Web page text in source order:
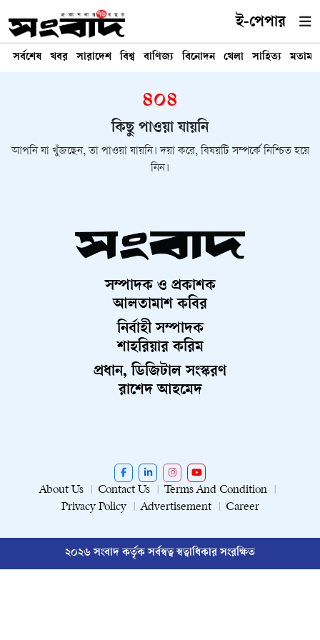
ই-পেপার
সর্বশেষ খবর সারাদেশ বিশ্ব বাণিজ্য বিনোদন খেলা সাহিত্য মতামত
৪০৪
কিছু পাওয়া যায়নি
আপনি যা খুঁজছেন, তা পাওয়া যায়নি। দয়া করে, বিষয়টি সম্পর্কে নিশ্চিত হয়ে
নিন।
সম্পাদক ও প্রকাশক
আলতামাশ কবির
নির্বাহী সম্পাদক
শাহরিয়ার করিম
প্রধান, ডিজিটাল সংস্করণ
রাশেদ আহমেদ
About Us Contact Us
Terms And Condition
Privacy Policy
Advertisement Career
২০২৬ সংবাদ কর্তৃক সর্বস্বত্ব স্বত্বাধিকার সংরক্ষিত